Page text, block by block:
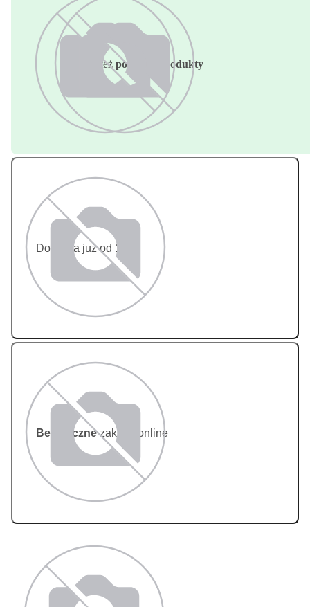
Zobacz też podobne produkty
Dostawa już od 13 zł
Bezpiecznezakupy online